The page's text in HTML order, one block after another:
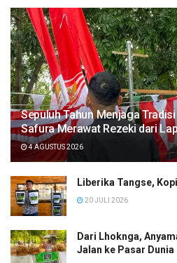
Sepuluh Tahun Menjaga
Safura Merawat Rezeki dari
4 AGUSTUS 2026
Liberika Tangse,
20 JULI 2026
Dari Lhoknga,
Jalan ke Pasar Dunia